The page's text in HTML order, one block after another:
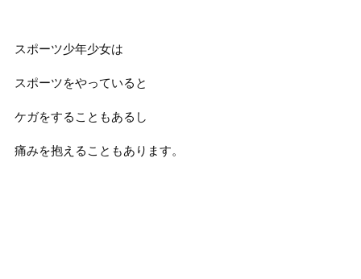
スポーツ少年少女は
スポーツをやっていると
ケガをすることもあるし
痛みを抱えることもあります。